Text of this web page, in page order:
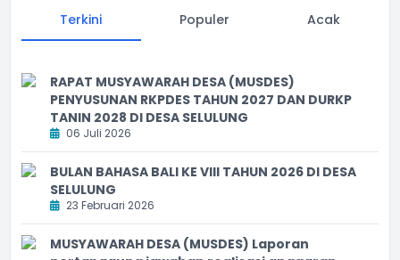
Terkini Populer Acak
RAPAT MUSYAWARAH DESA (MUSDES)
PENYUSUNAN RKPDES TAHUN 2027 DAN DURKP
TANIN 2028 DI DESA SELULUNG
06 Juli 2026
BULAN BAHASA BALI KE VIII TAHUN 2026 DI DESA
SELULUNG
23 Februari 2026
MUSYAWARAH DESA (MUSDES) Laporan